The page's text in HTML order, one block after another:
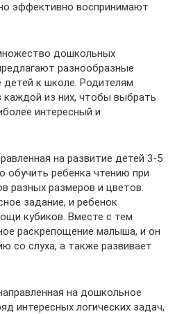
эффективно воспринимают
дошкольных
разнообразные
детей к школе. Родителям
каждой из них, чтобы выбрать
интересный и
на развитие детей 3-5
обучить ребенка чтению при
разных размеров и цветов.
задание, и ребенок
кубиков. Вместе с тем
раскрепощение малыша, и он
со слуха, а также развивает
на дошкольное
интересных логических задач,